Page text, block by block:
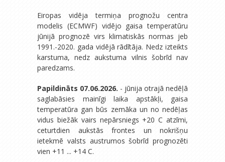
Eiropas vidēja termiņa prognožu centra
modelis (ECMWF) vidējo gaisa temperatūru
jūnijā prognozē virs klimatiskās normas jeb
1991.-2020. gada vidējā rādītāja. Nedz izteikts
karstuma, nedz aukstuma vilnis šobrīd nav
paredzams.
Papildināts 07.06.2026. - jūnija otrajā nedēļā
saglabāsies mainīgi laika apstākļi, gaisa
temperatūra gan būs zemāka un no nedēļas
vidus biežāk vairs nepārsniegs +20 C atzīmi,
ceturtdien aukstās frontes un nokrišņu
ietekmē valsts austrumos šobrīd prognozēti
vien +11 ... +14 C.